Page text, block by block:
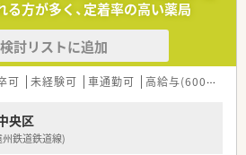
ス
とは別に、社内の認定制度を設けており、
児」などの6つの分野へのスペシャリストを育
営コンサルなどご自身の志向に合わせたキャ
る方が多く、定着率の高い薬局
検討リストに追加
可 未経験可 車通勤可 高給与(600万円以上)
央区
鉄道鉄道線)